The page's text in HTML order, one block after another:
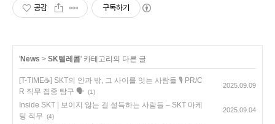
공감 구독하기
'News > SK텔레콤' 카테고리의 다른 글
[T-TIME☕] SKT의 안과 밖, 그 사이를 잇는 사람들 🎙️ PR/C
R 직무 집중 탐구 🗣
(1)
2025.09.09
Inside SKT | 보이지 않는 걸 설득하는 사람들 – SKT 마케
팅 직무
(4)
2025.09.04